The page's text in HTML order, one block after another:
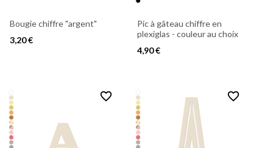
Bougie chiffre "argent"
3,20 €
Pic à gâteau chiffre en
plexiglas - couleur au choix
4,90 €
favorite_border favorite_border